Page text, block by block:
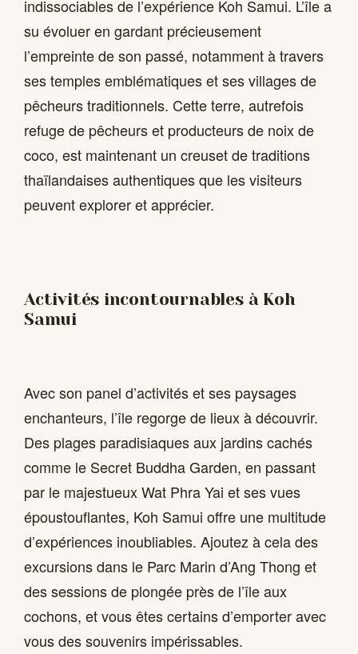
indissociables de l’expérience Koh Samui. L’île a
su évoluer en gardant précieusement
l’empreinte de son passé, notamment à travers
ses temples emblématiques et ses villages de
pêcheurs traditionnels. Cette terre, autrefois
refuge de pêcheurs et producteurs de noix de
coco, est maintenant un creuset de traditions
thaïlandaises authentiques que les visiteurs
peuvent explorer et apprécier.
Activités incontournables à Koh
Samui
Avec son panel d’activités et ses paysages
enchanteurs, l’île regorge de lieux à découvrir.
Des plages paradisiaques aux jardins cachés
comme le Secret Buddha Garden, en passant
par le majestueux Wat Phra Yai et ses vues
époustouflantes, Koh Samui offre une multitude
d’expériences inoubliables. Ajoutez à cela des
excursions dans le Parc Marin d’Ang Thong et
des sessions de plongée près de l’île aux
cochons, et vous êtes certains d’emporter avec
vous des souvenirs impérissables.